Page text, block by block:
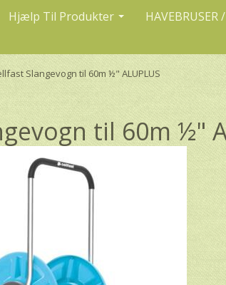
Hjælp Til Produkter HAVEBRUSER
Slangevogn til 60m ½" ALUPLUS
til 60m ½"